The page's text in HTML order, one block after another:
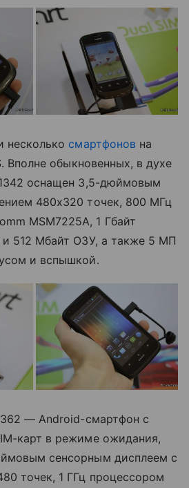
несколько смартфонов на
Вполне обыкновенных, в духе
оснащен 3,5-дюймовым
480х320 точек, 800 МГц
MSM7225A, 1 Гбайт
и 512 Мбайт ОЗУ, а также 5 МП
и вспышкой.
— Android-смартфон с
карт в режиме ожидания,
сенсорным дисплеем с
точек, 1 ГГц процессором